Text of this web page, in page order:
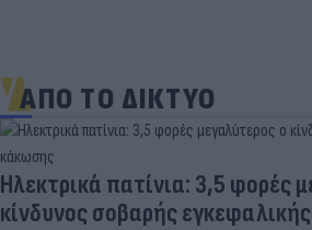
ΑΠΟ ΤΟ ΔΙΚΤΥΟ
Ηλεκτρικά πατίνια: 3,5 φορές
κίνδυνος σοβαρής